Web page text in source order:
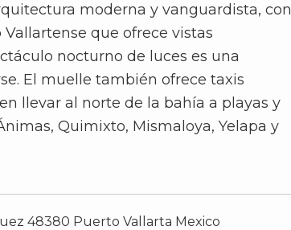
moderna y vanguardista, con
que ofrece vistas
nocturno de luces es una
El muelle también ofrece taxis
llevar al norte de la bahía a playas y
Quimixto, Mismaloya, Yelapa y
48380 Puerto Vallarta Mexico